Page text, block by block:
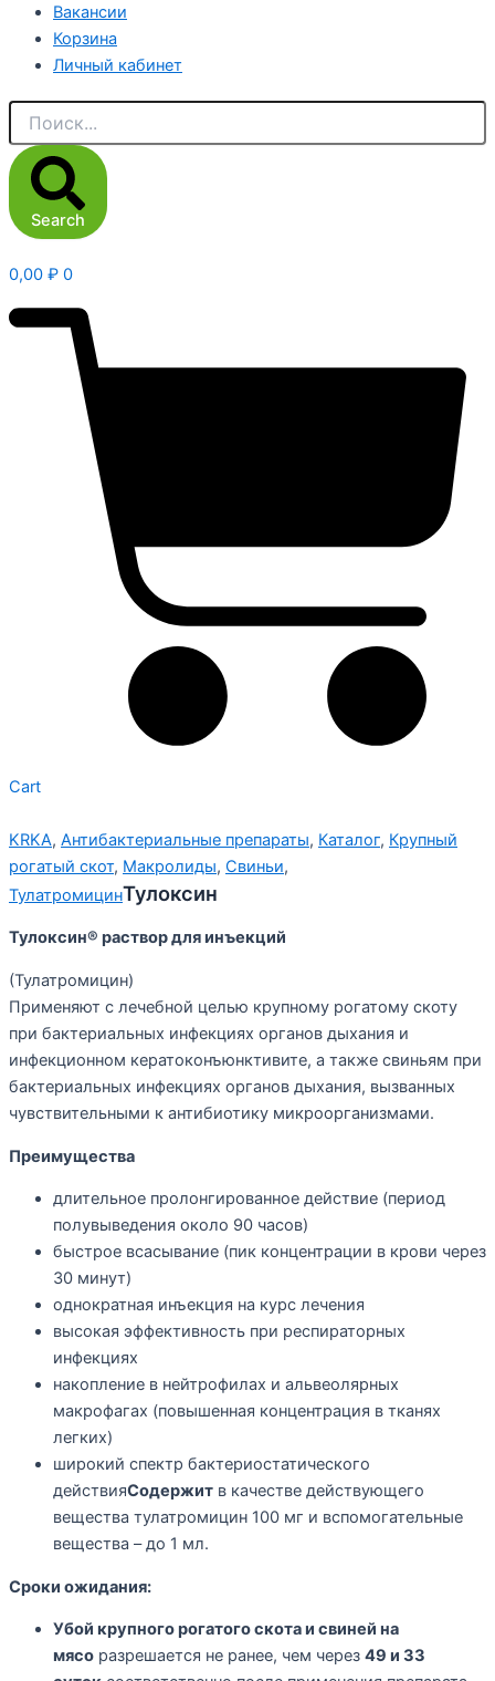
Вакансии
Корзина
Личный кабинет
Search
0,00 ₽ 0
Cart
KRKA, Антибактериальные препараты, Каталог, Крупный
рогатый скот, Макролиды, Свиньи,
ТулатромицинТулоксин
Тулоксин® раствор для инъекций
(Тулатромицин)
Применяют с лечебной целью крупному рогатому скоту
при бактериальных инфекциях органов дыхания и
инфекционном кератоконъюнктивите, а также свиньям при
бактериальных инфекциях органов дыхания, вызванных
чувствительными к антибиотику микроорганизмами.
Преимущества
длительное пролонгированное действие (период
полувыведения около 90 часов)
быстрое всасывание (пик концентрации в крови через
30 минут)
однократная инъекция на курс лечения
высокая эффективность при респираторных
инфекциях
накопление в нейтрофилах и альвеолярных
макрофагах (повышенная концентрация в тканях
легких)
широкий спектр бактериостатического
действияСодержит в качестве действующего
вещества тулатромицин 100 мг и вспомогательные
вещества – до 1 мл.
Сроки ожидания:
Убой крупного рогатого скота и свиней на
мясо разрешается не ранее, чем через 49 и 33